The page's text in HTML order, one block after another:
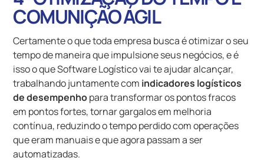
COMUNIÇÃO ÁGIL
Certamente o que toda empresa busca é otimizar o seu
tempo de maneira que impulsione seus negócios, e é
isso o que Software Logístico vai te ajudar alcançar,
trabalhando juntamente com indicadores logísticos
de desempenhopara transformar os pontos fracos
em pontos fortes, tornar gargalos em melhoria
contínua, reduzindo o tempo perdido com operações
que eram manuais e que agora passam a ser
automatizadas.